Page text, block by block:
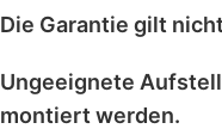
Die Garantie gilt nicht
Ungeeignete
montiert werden.